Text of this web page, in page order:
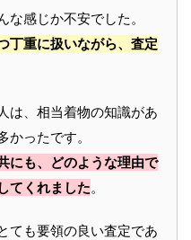
感じか不安でした。
丁重に扱いながら、査定
は、相当着物の知識があ
かったです。
にも、どのような理由で
てくれました。
ても要領の良い査定であ